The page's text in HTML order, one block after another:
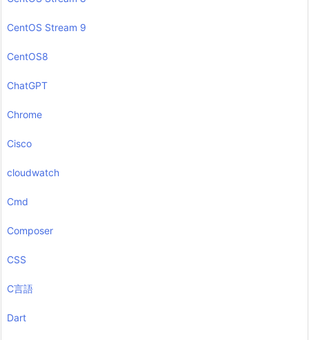
CentOS Stream 9
CentOS8
ChatGPT
Chrome
Cisco
cloudwatch
Cmd
Composer
CSS
C言語
Dart